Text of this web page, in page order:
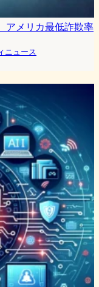
アメリカ最低詐欺率
ニュース